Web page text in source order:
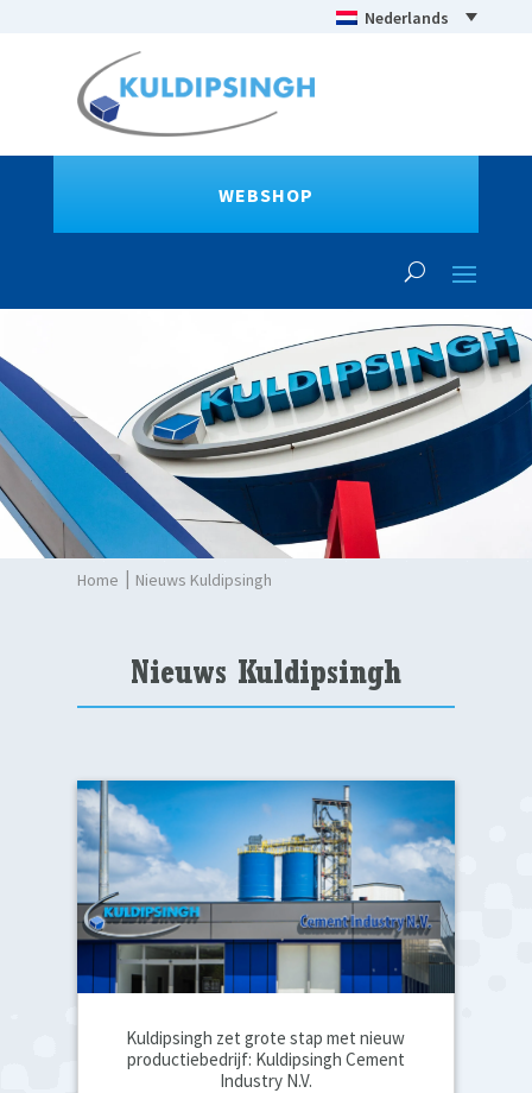
Nederlands
WEBSHOP
Nieuws Kuldipsingh
Nieuws Kuldipsingh
Kuldipsingh zet grote stap met nieuw
productiebedrijf: Kuldipsingh Cement
Industry N.V.